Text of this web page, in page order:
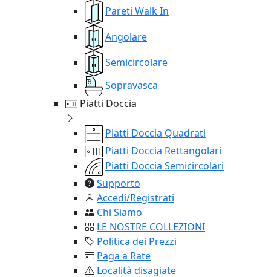
Pareti Walk In
Angolare
Semicircolare
Sopravasca
Piatti Doccia
Piatti Doccia Quadrati
Piatti Doccia Rettangolari
Piatti Doccia Semicircolari
Supporto
Accedi/Registrati
Chi Siamo
LE NOSTRE COLLEZIONI
Politica dei Prezzi
Paga a Rate
Località disagiate